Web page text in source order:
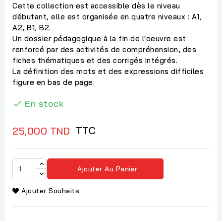
Cette collection est accessible dès le niveau
débutant, elle est organisée en quatre niveaux : A1,
A2, B1, B2.
Un dossier pédagogique à la fin de l'oeuvre est
renforcé par des activités de compréhension, des
fiches thématiques et des corrigés intégrés.
La définition des mots et des expressions difficiles
figure en bas de page.
 En stock
25,000 TND TTC
Ajouter Au Panier
Ajouter Souhaits